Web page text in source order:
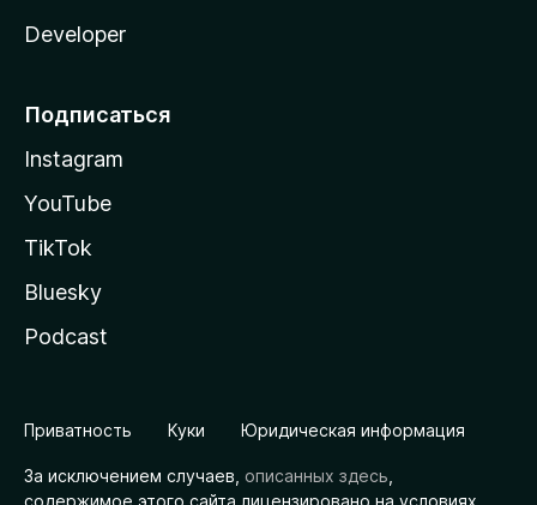
Developer
Подписаться
Instagram
YouTube
TikTok
Bluesky
Podcast
Приватность Куки Юридическая информация
За исключением случаев, описанных здесь
содержимое этого сайта лицензировано на условиях